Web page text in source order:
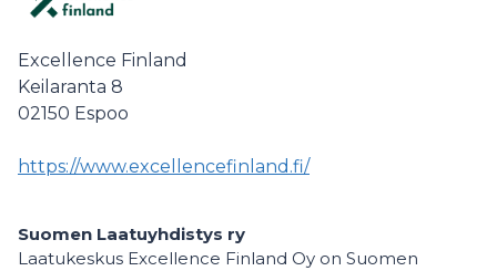
Excellence Finland
Keilaranta 8
02150 Espoo
https://www.excellencefinland.fi/
Suomen Laatuyhdistys ry
Laatukeskus Excellence Finland Oy on Suomen